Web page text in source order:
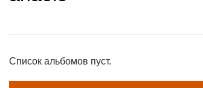
Список альбомов пуст.